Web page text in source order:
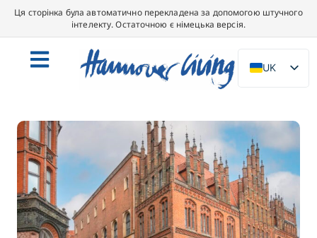
Ця сторінка була автоматично перекладена за допомогою штучного
інтелекту. Остаточною є німецька версія.
UK
DE
PL
ES
IT
DA